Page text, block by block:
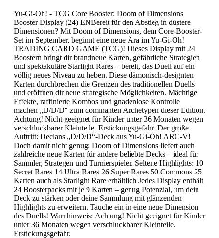
Yu-Gi-Oh! - TCG Core Booster: Doom of Dimensions
Booster Display (24) ENBereit für den Abstieg in düstere
Dimensionen? Mit Doom of Dimensions, dem Core-Booster-
Set im September, beginnt eine neue Ära im Yu-Gi-Oh!
TRADING CARD GAME (TCG)! Dieses Display mit 24
Boostern bringt dir brandneue Karten, gefährliche Strategien
und spektakuläre Starlight Rares – bereit, das Duell auf ein
völlig neues Niveau zu heben. Diese dämonisch-designten
Karten durchbrechen die Grenzen des traditionellen Duells
und eröffnen dir neue strategische Möglichkeiten. Mächtige
Effekte, raffinierte Kombos und gnadenlose Kontrolle
machen „D/D/D“ zum dominanten Archetypen dieser Edition.
Achtung! Nicht geeignet für Kinder unter 36 Monaten wegen
verschluckbarer Kleinteile. Erstickungsgefahr. Der große
Auftritt: Declans „D/D/D“-Deck aus Yu-Gi-Oh! ARC-V!
Doch damit nicht genug: Doom of Dimensions liefert auch
zahlreiche neue Karten für andere beliebte Decks – ideal für
Sammler, Strategen und Turnierspieler. Seltene Highlights: 10
Secret Rares 14 Ultra Rares 26 Super Rares 50 Commons 25
Karten auch als Starlight Rare erhältlich Jedes Display enthält
24 Boosterpacks mit je 9 Karten – genug Potenzial, um dein
Deck zu stärken oder deine Sammlung mit glänzenden
Highlights zu erweitern. Tauche ein in eine neue Dimension
des Duells! Warnhinweis: Achtung! Nicht geeignet für Kinder
unter 36 Monaten wegen verschluckbarer Kleinteile.
Erstickungsgefahr.